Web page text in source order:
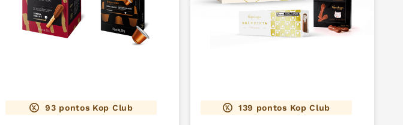
93 pontos Kop Club 139 pontos Kop Club